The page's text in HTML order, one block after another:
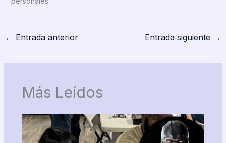
← Entrada anterior Entrada siguiente →
Más Leídos